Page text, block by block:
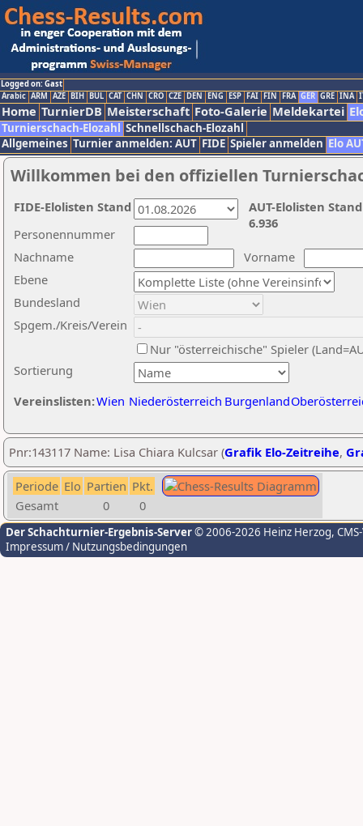
Logged on: Gast
Arabic ARM AZE BIH BUL CAT CHN CRO CZE DEN ENG ESP FAI FIN FRA GER GRE INA
Home TurnierDB Meisterschaft Foto-Galerie Meldekartei
Turnierschach-Elozahl Schnellschach-Elozahl
Allgemeines Turnier anmelden: AUT FIDE Spieler anmelden Elo
Willkommen bei den offiziellen
Nachname
Vorname
Ebene
Sortierung
Personennummer
Bundesland
Spgem./Kreis/Verein
Nur "österreichische" Spieler
Vereinslisten:Wien Niederösterreich Burgenland
AUT-Elolisten
6.936
FIDE-Elolisten Stand
Pnr:143117 Name: Lisa Chiara Kulcsar (Grafik Elo-Zeitreihe,
Periode Elo Partien Pkt.
Gesamt
0 0
Der Schachturnier-Ergebnis-Server© 2006-2026 Heinz Herzog,
Impressum / Nutzungsbedingungen